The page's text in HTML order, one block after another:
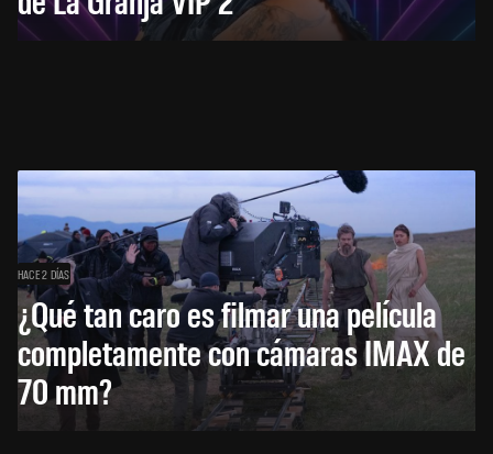
HACE 2 DÍAS
¿Qué tan caro es filmar una película
completamente con cámaras IMAX de
70 mm?